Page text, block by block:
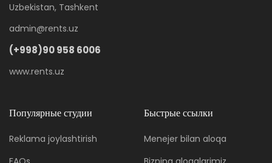
Uzbekistan, Tashkent
admin@rents.uz
(+998)90 958 6006
www.rents.uz
Популярные студии
Reklama joylashtirish
Быстрые ссылки
Menejer bilan aloqa